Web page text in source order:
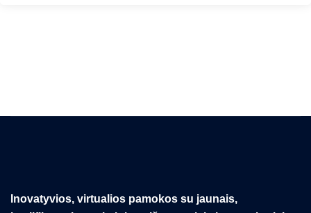
Inovatyvios, virtualios pamokos su jaunais,